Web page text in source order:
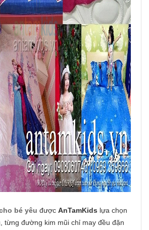
bé yêu được AnTamKids lựa chọn
từng đường kim mũi chỉ may đều đặn